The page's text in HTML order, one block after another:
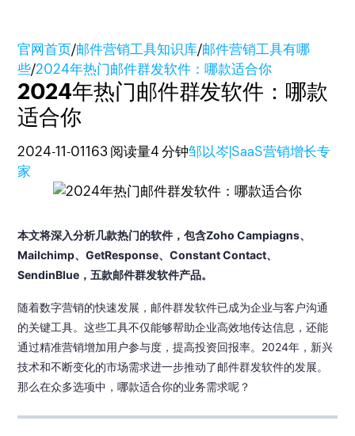
官网首页/邮件营销工具知识库/邮件营销工具有哪
些/2024年热门邮件群发软件：哪款适合你
2024年热门邮件群发软件：哪款
适合你
2024-11-01163 阅读量4 分钟邹以岑|SaaS营销增长专
家
本文将深入分析几款热门的软件，包含Zoho Campiagns、
Mailchimp、GetResponse、Constant Contact、
SendinBlue，五款邮件群发软件产品。
随着数字营销的快速发展，邮件群发软件已成为企业与客户沟通
的关键工具。这些工具不仅能够帮助企业高效地传达信息，还能
通过精准营销增加用户参与度，提高投资回报率。2024年，新兴
技术和不断变化的市场需求进一步推动了邮件群发软件的发展。
那么在众多选项中，哪款适合你的业务需求呢？